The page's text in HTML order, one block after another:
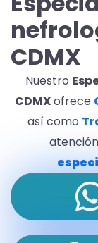
CDMX
Nuestro
CDMXofrece
así como